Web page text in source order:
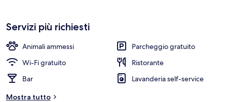
Servizi più richiesti
Animali ammessi
Parcheggio gratuito
Wi-Fi gratuito
Ristorante
Bar
Lavanderia self-service
Mostra tutto